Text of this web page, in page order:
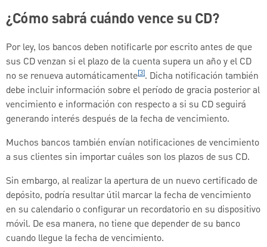
¿Cómo sabrá cuándo vence su CD?
Por ley, los bancos deben notificarle por escrito antes de que
sus CD venzan si el plazo de la cuenta supera un año y el CD
no se renueva automáticamente[3]. Dicha notificación también
debe incluir información sobre el período de gracia posterior al
vencimiento e información con respecto a si su CD seguirá
generando interés después de la fecha de vencimiento.
Muchos bancos también envían notificaciones de vencimiento
a sus clientes sin importar cuáles son los plazos de sus CD.
Sin embargo, al realizar la apertura de un nuevo certificado de
depósito, podría resultar útil marcar la fecha de vencimiento
en su calendario o configurar un recordatorio en su dispositivo
móvil. De esa manera, no tiene que depender de su banco
cuando llegue la fecha de vencimiento.